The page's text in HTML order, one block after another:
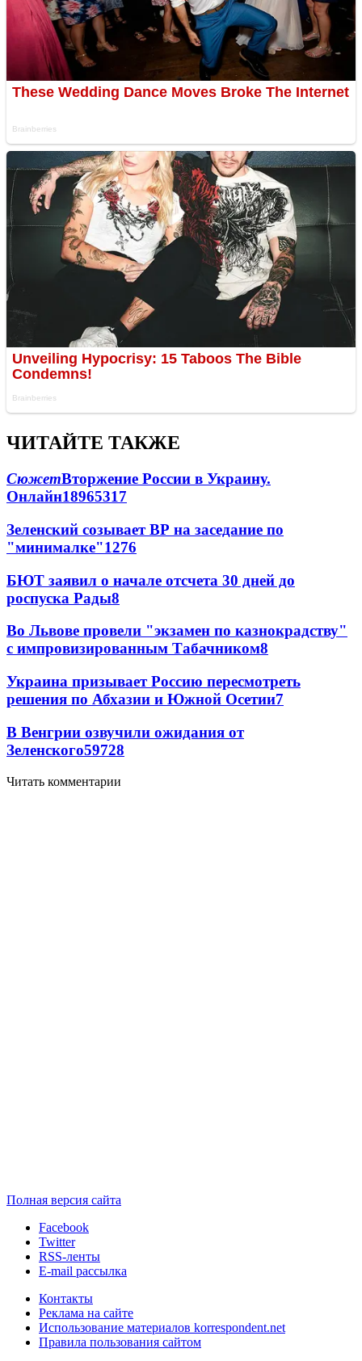
ЧИТАЙТЕ ТАКЖЕ
СюжетВторжение России в Украину.
Онлайн18965317
Зеленский созывает ВР на заседание по
"минималке"1276
БЮТ заявил о начале отсчета 30 дней до
роспуска Рады8
Во Львове провели "экзамен по казнокрадству"
с импровизированным Табачником8
Украина призывает Россию пересмотреть
решения по Абхазии и Южной Осетии7
В Венгрии озвучили ожидания от
Зеленского59728
Читать комментарии
Полная версия сайта
Facebook
Twitter
RSS-ленты
E-mail рассылка
Контакты
Реклама на сайте
Использование материалов korrespondent.net
Правила пользования сайтом